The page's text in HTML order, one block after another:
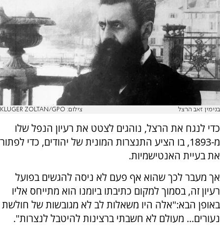
בנימין זאב הרצל צילום: KLUGER ZOLTAN/GPO
כדי לנגח את הרצל, נוהגים לצטט את רעיון הנפל שלו
מ-1893, בו הציע התנצרות המונית של יהודים, כדי לפתור
את בעיית האנטישמיות.
אך מעבר לכך שהוא אף פעם לא ניסה להגשים בפועל
רעיון זה, בסמוך למקום כתיבתו ביומנו הוא מתייחס אליו
באופן הבא:"אלה היו משאלות לב לא מגובשות של חולשת
נעורים... מעולם לא חשבתי ברצינות להיטבל לנצרות".